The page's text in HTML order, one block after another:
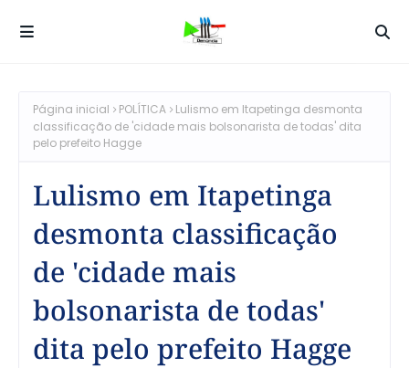
Página inicial POLÍTICA
Lulismo em Itapetinga desmonta
classificação de 'cidade mais bolsonarista de todas' dita
pelo prefeito Hagge
Lulismo em Itapetinga
desmonta classificação
de 'cidade mais
bolsonarista de todas'
dita pelo prefeito Hagge